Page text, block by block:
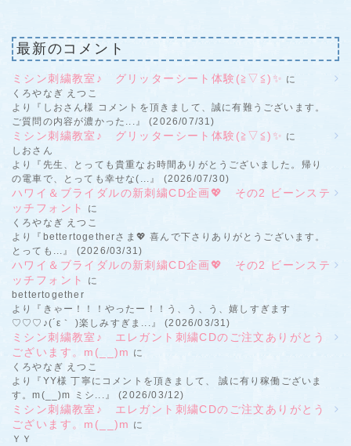
最新のコメント
ミシン刺繍教室♪ グリッターシート体験(≧▽≦)✨ に
くろやなぎ えつこ
より『しおさん様 コメントを頂きまして、誠に有難うございます。
ご質問の内容が濃かった...』 (2026/07/31)
ミシン刺繍教室♪ グリッターシート体験(≧▽≦)✨ に
しおさん
より『先生、とっても貴重なお時間ありがとうございました。帰り
の電車で、とっても幸せな(...』 (2026/07/30)
ハワイ＆ブライダルの新刺繍CD企画💖 その2 ビーンステ
ッチフォント
に
くろやなぎ えつこ
より『bettertogetherさま💖 喜んで下さりありがとうございます。
とっても...』 (2026/03/31)
ハワイ＆ブライダルの新刺繍CD企画💖 その2 ビーンステ
ッチフォント
に
bettertogether
より『きゃー！！！やったー！！う、う、う、嬉しすぎます
♡♡♡♪(´ε｀ )楽しみすぎま...』 (2026/03/31)
ミシン刺繍教室♪ エレガント刺繍CDのご注文ありがとう
ございます。m(__)m に
くろやなぎ えつこ
より『YY様 丁寧にコメントを頂きまして、 誠に有り稼働ございま
す。m(__)m ミシ...』 (2026/03/12)
ミシン刺繍教室♪ エレガント刺繍CDのご注文ありがとう
ございます。m(__)m に
ＹＹ